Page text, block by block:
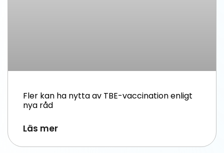
Fler kan ha nytta av TBE-vaccination enligt
nya råd
Läs mer